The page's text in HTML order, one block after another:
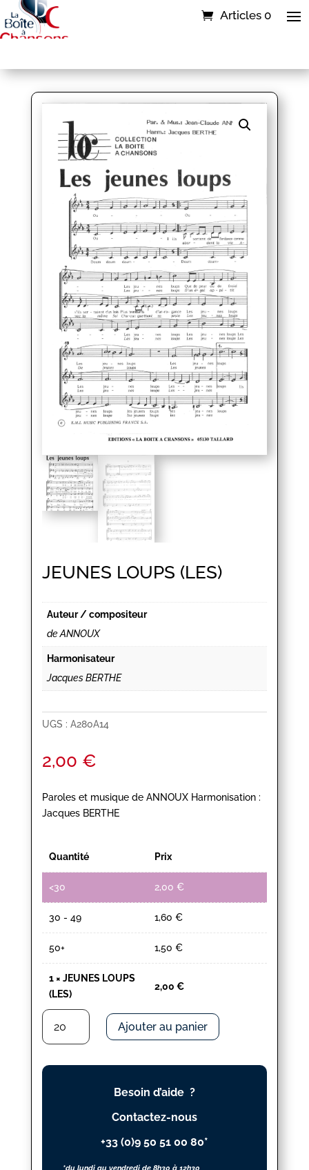
Articles 0
JEUNES LOUPS (LES)
Auteur / compositeur
de ANNOUX
Harmonisateur
Jacques BERTHE
UGS : A280A14
2,00 €
Paroles et musique de ANNOUX Harmonisation :
Jacques BERTHE
Quantité Prix
<30 2,00 €
30 - 49 1,60 €
50+ 1,50 €
1× JEUNES LOUPS
(LES)
2,00 €
quantité
JEUNES
LOUPS
Ajouter au panier
Besoin d’aide ?
Contactez-nous
+33 (0)9 50 51 00 80*